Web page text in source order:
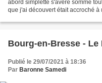
abord simplette s'avère somme
que j'ai découvert était accroché
Bourg-en-Bresse -
Publié le 29/07/2021 à 18:36
Par Baronne Samedi